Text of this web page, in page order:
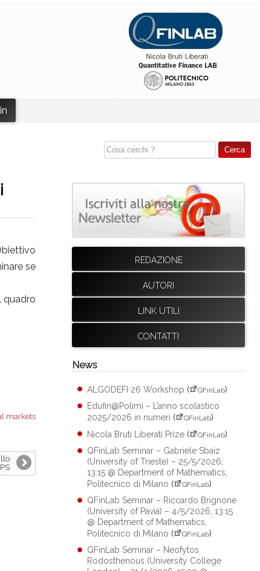
se
quadro
markets
REDAZIONE
AUTORI
LINK UTILI
CONTATTI
News
ALGODEFI 26 Workshop ( QFinLab)
Edufin@Polimi – L’anno scolastico
2025/2026 in numeri ( QFinLab)
Nicola Bruti Liberati Prize ( QFinLab)
QFinLab Seminar – Gabriele Sbaiz
(University of Trieste) – 25/5/2026,
13:15 @ Department of Mathematics,
Politecnico di Milano ( QFinLab)
QFinLab Seminar – Riccardo Brignone
(University of Pavia) – 4/5/2026, 13:15
@ Department of Mathematics,
Politecnico di Milano ( QFinLab)
QFinLab Seminar – Neofytos
Rodosthenous (University College